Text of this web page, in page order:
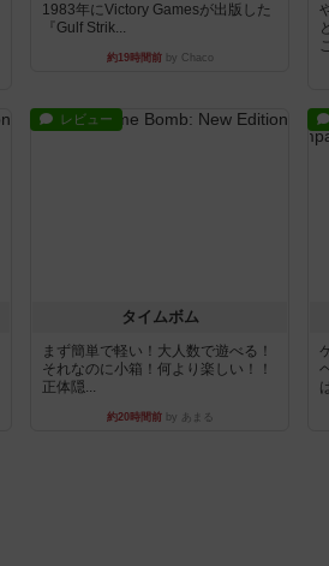
1983年にVictory Gamesが出版した
『Gulf Strik...
約19時間前by Chaco
レビュー
タイムボム
まず簡単で軽い！大人数で遊べる！
それなのに小箱！何より楽しい！！
正体隠...
約20時間前by あまる